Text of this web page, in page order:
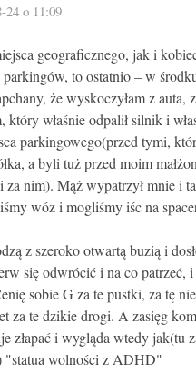
24 o 11:09
geograficznego, jak i
to ostatnio – w
że wyskoczyłam z auta,
który właśnie odpalił silnik i
parkingowego(przed tymi,
a byli tuż przed moim
za nim). Mąż wypatrzył mnie i
wóz i mogliśmy iśc na
z szeroko otwartą buzią i
się odwrócić i na co patrzeć,
sobie G za te pustki, za tę
za te dzikie drogi. A zasięg
złapać i wygląda wtedy jak(tu
"statua wolności z ADHD"